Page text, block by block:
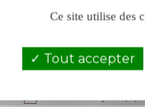
Ce site utilise des
Tout accepter